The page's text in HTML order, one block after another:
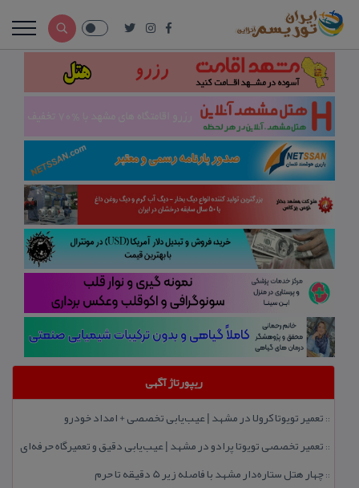
ریپورتاژ آگهی
:: تعمیر تویوتا كرولا در مشهد | عیب‌یابی تخصصی + امداد خودرو
:: تعمیر تخصصی تویوتا پرادو در مشهد | عیب‌یابی دقیق و تعمیرگاه حرفه‌ای
::چهار هتل‌ ستاره‌دار مشهد با فاصله زیر 5 دقیقه تا حرم